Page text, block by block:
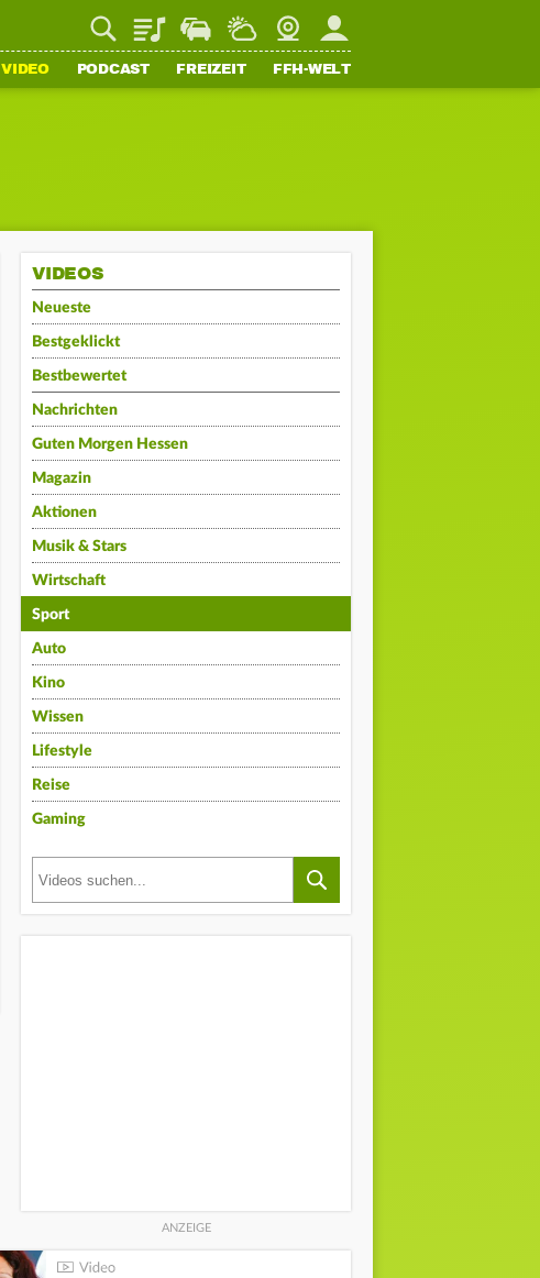
PlaylistStaupilotWetterWebcamMein FFH
VIDEO PODCAST FREIZEIT FFH-WELT
VIDEOS
Neueste
Bestgeklickt
Bestbewertet
Nachrichten
Guten Morgen Hessen
Magazin
Aktionen
Musik & Stars
Wirtschaft
Sport
Auto
Kino
Wissen
Lifestyle
Reise
Gaming